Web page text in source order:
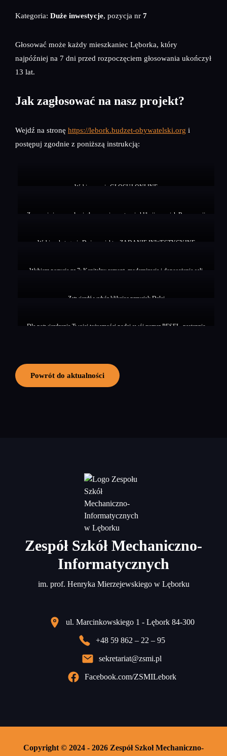
Kategoria: Duże inwestycje, pozycja nr 7
Głosować może każdy mieszkaniec Lęborka, który
najpóźniej na 7 dni przed rozpoczęciem głosowania ukończył
13 lat.
Jak zagłosować na nasz projekt?
Wejdź na stronę https://lebork.budzet-obywatelski.org i
postępuj zgodnie z poniższą instrukcją:
Wybierz opcję GŁOSUJ ONLINE
Zapoznaj się z zasadami głosowania, następnie kliknij przycisk Rozpocznij
Wybierz kategorię Duży projekt – ZADANIE INWESTYCYJNE
Wybierz pozycję nr 7: Kapitalny remont, modernizacja i doposażenie sali
Zatwierdź wybór klikając przycisk Dalej
Dla potwierdzenia Twojej tożsamości podaj swój numer PESEL, następnie
Powrót do aktualności
Zespół Szkół Mechaniczno-
Informatycznych
im. prof. Henryka Mierzejewskiego w Lęborku
ul. Marcinkowskiego 1 - Lębork 84-300
+48 59 862 – 22 – 95
sekretariat@zsmi.pl
Facebook.com/ZSMILebork
Copyright © 2024 - 2026 Zespół Szkoł Mechaniczno-